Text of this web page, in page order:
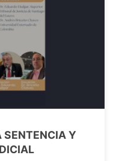
SENTENCIA Y